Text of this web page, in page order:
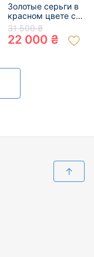
Золотые серьги в
красном цвете с
цирконом 01-
200353449
31 500 ₴
22 000 ₴
↑